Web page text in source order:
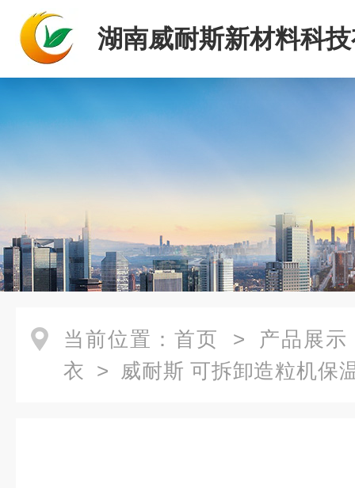
湖南威耐斯新材料科
司
当前位置： 首页 > 产品展示
衣 > 威耐斯 可拆卸造粒机保